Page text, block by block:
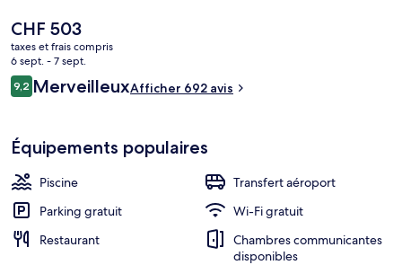
spécialités Cuisine internationale et est ouvert pour le petit déjeuner
et le dîner. Parmi les autres avantages de cet hôtel de style Art déco,
on trouve un bar / salon, un centre de remise en forme et une salle
de fitness, l'idéal pour des vacances sans soucis. Les autres
voyageurs adorent le personnel attentionné. L'hébergement se
situe à une courte distance à pied des transports publics. Station
Le
prix
actuel
est
de
CHF 503
taxes et frais compris
6 sept. - 7 sept.
Avis
voyageurs
9,29,2 sur 10
MerveilleuxAfficher 692 avis
Équipements populaires
Piscine
Transfert aéroport
Parking gratuit
Wi-Fi gratuit
Restaurant
Chambres communicantes
disponibles